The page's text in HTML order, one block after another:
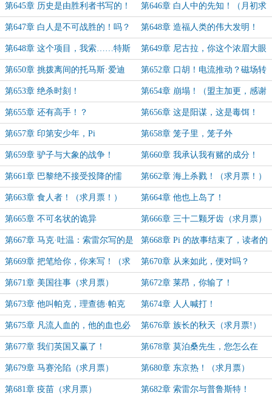
（求月票）
第645章 历史是由胜利者书写的！ 第646章 白人中的先知！（月初求
票）
第647章 白人是不可战胜的！吗？ 第648章 造福人类的伟大发明！
第648章 这个项目，我索……特斯
拉投了！（感谢「跃马天山」的盟
主）
第649章 尼古拉，你这个浓眉大眼
的也背叛革命了？
第650章 挑拨离间的托马斯·爱迪
生！
第652章 口胡！电流推动？磁场转
动！
第653章 绝杀时刻！ 第654章 崩塌！（盟主加更，感谢
书友「跃马天山」！）
第655章 还有高手！？ 第656章 这是阳谋，这是毒饵！
第657章 印第安少年，Pi 第658章 笼子里，笼子外
第659章 驴子与大象的战争！ 第660章 我承认我有赌的成分！
第661章 巴黎绝不接受投降的懦
夫！
第662章 海上杀戮！（求月票！）
第663章 食人者！（求月票！） 第664章 他也上岛了！
第665章 不可名状的诡异 第666章 三十二颗牙齿（求月票）
第667章 马克·吐温：索雷尔写的是
我的哈克！
第668章 Pi 的故事结束了，读者的
还没有
第669章 把笔给你，你来写！（求
月票！）
第670章 从来如此，便对吗？
第671章 美国往事（求月票） 第672章 莱昂，你输了！
第673章 他叫帕克，理查德·帕克 第674章 人人喊打！
第675章 凡流人血的，他的血也必
被人所流
第676章 族长的秋天（求月票!）
第677章 我们英国又赢了！ 第678章 莫泊桑先生，您怎么在
这？
第679章 马赛沦陷（求月票） 第680章 东京热！（求月票）
第681章 疫苗（求月票） 第682章 索雷尔与普鲁斯特！